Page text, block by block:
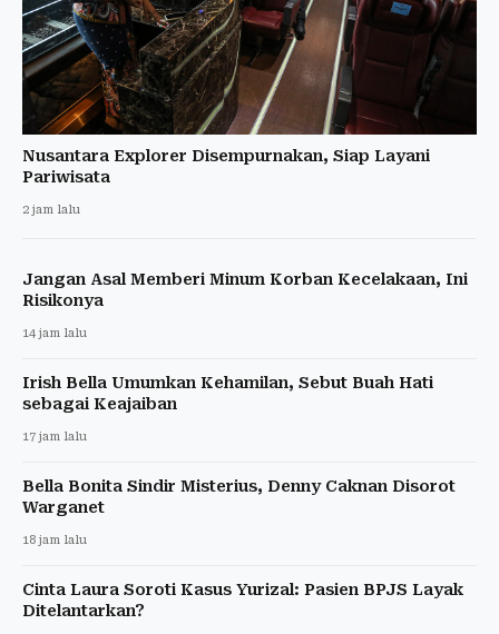
Nusantara Explorer Disempurnakan, Siap Layani
Pariwisata
2 jam lalu
Jangan Asal Memberi Minum Korban Kecelakaan, Ini
Risikonya
14 jam lalu
Irish Bella Umumkan Kehamilan, Sebut Buah Hati
sebagai Keajaiban
17 jam lalu
Bella Bonita Sindir Misterius, Denny Caknan Disorot
Warganet
18 jam lalu
Cinta Laura Soroti Kasus Yurizal: Pasien BPJS Layak
Ditelantarkan?